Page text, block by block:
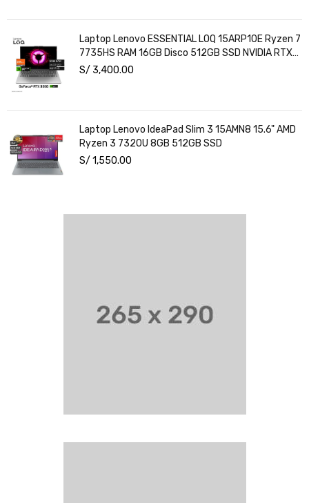
Laptop Lenovo ESSENTIAL LOQ 15ARP10E Ryzen 7
7735HS RAM 16GB Disco 512GB SSD NVIDIA RTX
3050 6GB 15.6" FHD Windows 11
S/ 3,400.00
Laptop Lenovo IdeaPad Slim 3 15AMN8 15.6" AMD
Ryzen 3 7320U 8GB 512GB SSD
S/ 1,550.00